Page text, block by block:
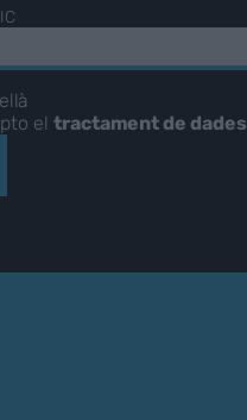
el tractament de dades